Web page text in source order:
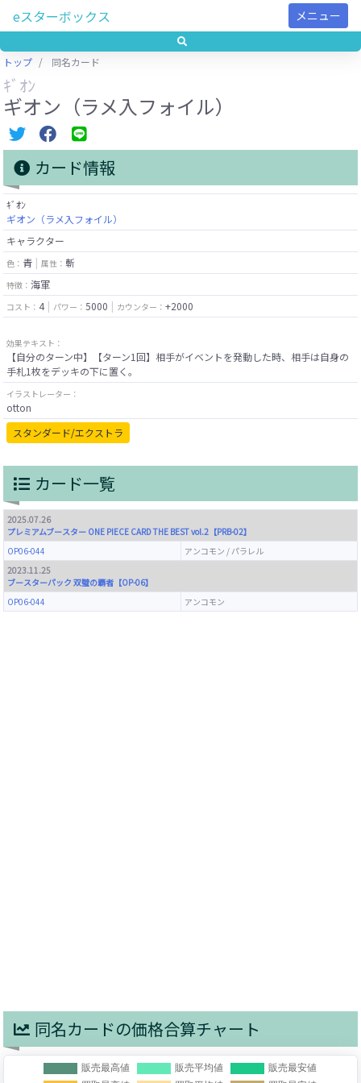
eスターボックス メニュー
トップ 同名カード
ｷﾞｵﾝ
ギオン（ラメ入フォイル）
カード情報
ｷﾞｵﾝ
ギオン（ラメ入フォイル）
キャラクター
色： 青 属性： 斬
特徴： 海軍
コスト： 4 パワー： 5000 カウンター： +2000
効果テキスト：
【自分のターン中】【ターン1回】相手がイベントを発動した時、相手は自身の
イラストレーター：
otton
スタンダード/エクストラ
カード一覧
2025.07.26
プレミアムブースター ONE PIECE CARD THE BEST vol.2【PRB-02】
OP06-044
アンコモン / パラレル
2023.11.25
ブースターパック 双璧の覇者【OP-06】
OP06-044
アンコモン
同名カードの価格合算チャート